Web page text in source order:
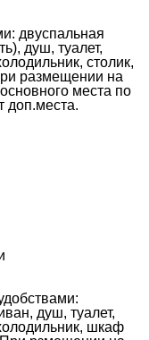
двуспальная
душ, туалет,
столик,
размещении на
места по
душ, туалет,
шкаф